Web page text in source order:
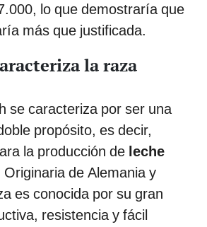
lo que demostraría que
más que justificada.
la raza
se caracteriza por ser una
propósito, es decir,
la producción de leche
Originaria de Alemania y
es conocida por su gran
resistencia y fácil